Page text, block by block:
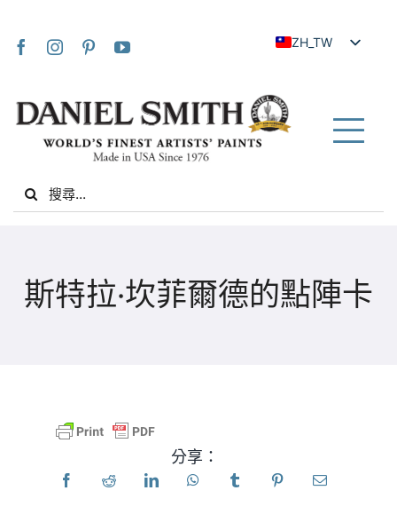
ZH_TW
FR
UK
VI
Search
for:
斯特拉·坎菲爾德的點陣卡
分享：